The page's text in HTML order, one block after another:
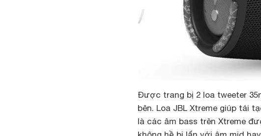
Được trang bị 2 loa tweeter
bên. Loa JBL Xtreme giúp tái
là các âm bass trên Xtreme